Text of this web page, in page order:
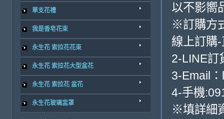
單支花禮
我是香皂花束
永生花 索拉花花束
永生花 索拉花大型盆花
永生花 索拉花 盆花
永生花玻璃盅罩
以不影嚮
※訂購方
線上訂購
2-LINE訂
3-Email
4-手機
※填詳細